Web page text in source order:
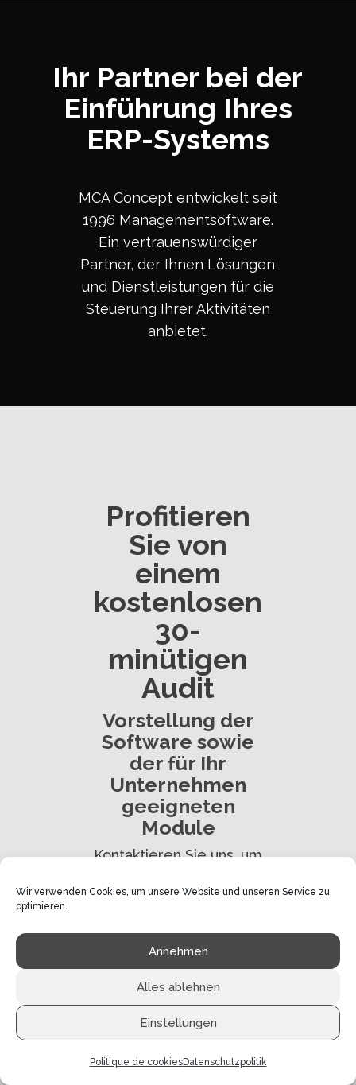
Wir verwenden Cookies, um unsere Website und unseren Service zu
optimieren.
Annehmen
Alles ablehnen
Einstellungen
Politique de cookiesDatenschutzpolitik
Ihr Partner bei der
Einführung Ihres
ERP-Systems
MCA Concept entwickelt seit
1996 Managementsoftware.
Ein vertrauenswürdiger
Partner, der Ihnen Lösungen
und Dienstleistungen für die
Steuerung Ihrer Aktivitäten
anbietet.
Profitieren
Sie von
einem
kostenlosen
30-
minütigen
Audit
Vorstellung der
Software sowie
der für Ihr
Unternehmen
geeigneten
Module
Kontaktieren Sie uns, um
unserer Experten zu